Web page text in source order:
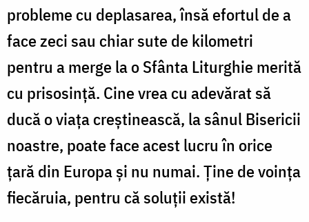
probleme cu deplasarea, însă efortul de a
face zeci sau chiar sute de kilometri
pentru a merge la o Sfânta Liturghie merită
cu prisosință. Cine vrea cu adevărat să
ducă o viața creștinească, la sânul Bisericii
noastre, poate face acest lucru în orice
țară din Europa și nu numai. Ține de voința
fiecăruia, pentru că soluții există!